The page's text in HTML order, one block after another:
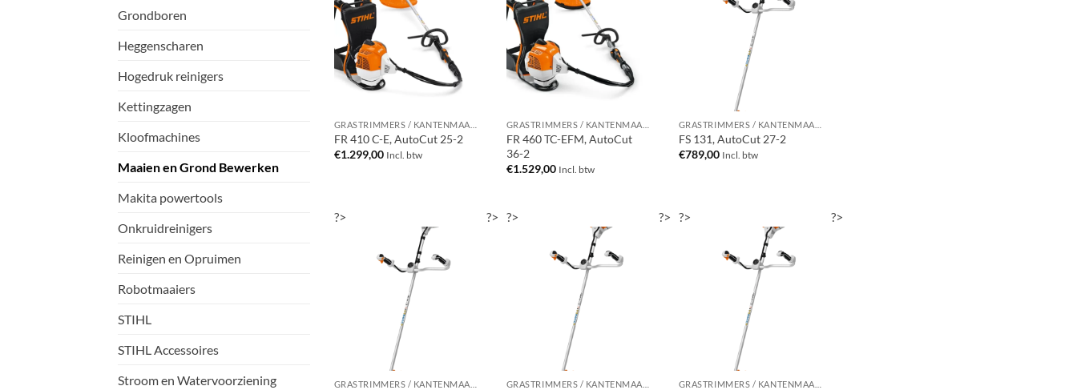
Grondboren
Heggenscharen
Hogedruk reinigers
Kettingzagen
Kloofmachines
Maaien en Grond Bewerken
Makita powertools
Onkruidreinigers
Reinigen en Opruimen
Robotmaaiers
STIHL
STIHL Accessoires
Stroom en Watervoorziening
FR 410 C-E, AutoCut 25-2
€1.299,00 Incl. btw
FR 460 TC-EFM, AutoCut
36-2
€1.529,00 Incl. btw
FS 131, AutoCut 27-2
€789,00 Incl. btw
?> ?> ?> ?> ?> ?>